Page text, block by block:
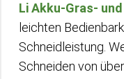
Li Akku-Gras-
leichten
Schneidleistung.
Schneiden von